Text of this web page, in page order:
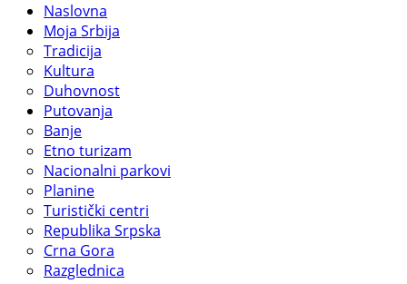
Naslovna
Moja Srbija
Tradicija
Kultura
Duhovnost
Putovanja
Banje
Etno turizam
Nacionalni parkovi
Planine
Turistički centri
Republika Srpska
Crna Gora
Razglednica